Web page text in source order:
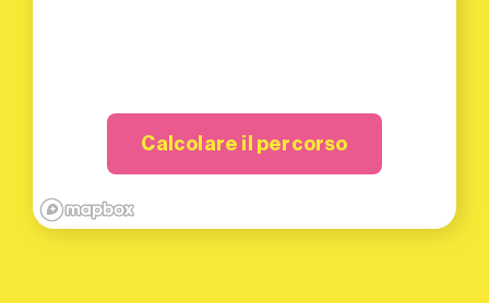
Calcolare il percorso